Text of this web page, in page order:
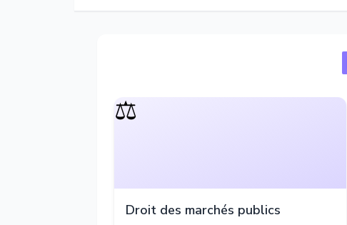
⚖️
Droit des marchés publics